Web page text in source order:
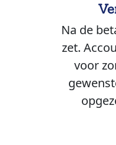
Na de
zet.
voor